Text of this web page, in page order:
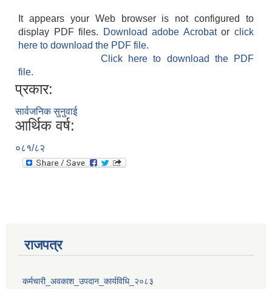
It appears your Web browser is not configured to
display PDF files.
Download adobe Acrobatorclick
here to download the PDF file.
Click here to download the PDF
file.
प्रकार:
सार्वजनिक सुनुवाई
आर्थिक वर्ष:
०८१/८२
राजपत्र
कर्मचारी_अवकाश_उपदान_कार्यविधि_२०८३